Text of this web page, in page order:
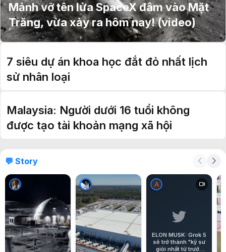
Mảnh vỡ tên lửa SpaceX đâm vào Mặt
Trăng, vừa xảy ra hôm nay! (video)
7 siêu dự án khoa học đắt đỏ nhất lịch
sử nhân loại
Malaysia: Người dưới 16 tuổi không
được tạo tài khoản mạng xã hội
💬 Story
ELON MUSK: Grok 5
sẽ trở thành "kỹ sư
giỏi nhất từ trước
A